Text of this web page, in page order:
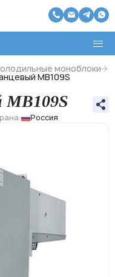
воды
моноблоки
MB109S
Россия